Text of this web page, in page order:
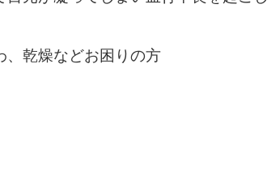
、乾燥などお困りの方